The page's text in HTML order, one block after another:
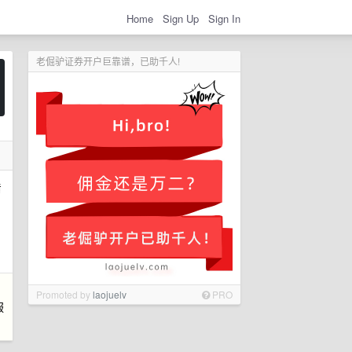
Home Sign Up Sign In
老倔驴证券开户巨靠谱，已助千人!
Promoted bylaojuelv PRO